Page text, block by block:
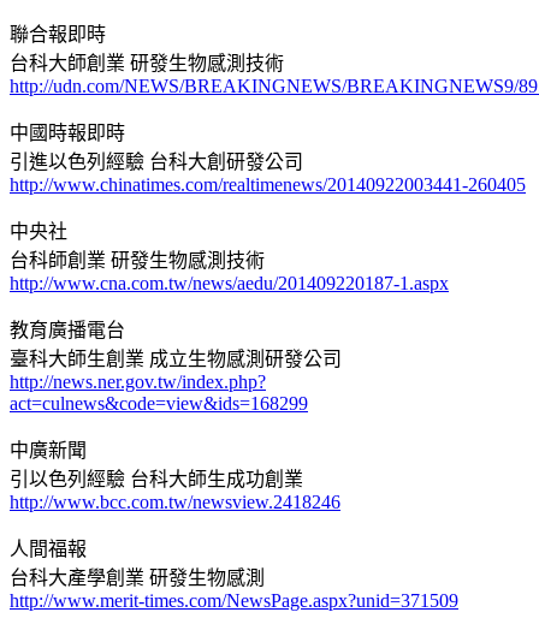
聯合報即時
台科大師創業 研發生物感測技術
http://udn.com/NEWS/BREAKINGNEWS/BREAKINGNEWS9/
中國時報即時
引進以色列經驗 台科大創研發公司
http://www.chinatimes.com/realtimenews/20140922003441-260405
中央社
台科師創業 研發生物感測技術
http://www.cna.com.tw/news/aedu/201409220187-1.aspx
教育廣播電台
臺科大師生創業 成立生物感測研發公司
http://news.ner.gov.tw/index.php?
act=culnews&code=view&ids=168299
中廣新聞
引以色列經驗 台科大師生成功創業
http://www.bcc.com.tw/newsview.2418246
人間福報
台科大產學創業 研發生物感測
http://www.merit-times.com/NewsPage.aspx?unid=371509